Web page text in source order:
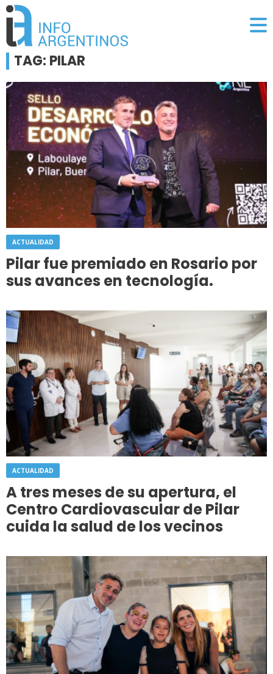
TAG: PILAR
ACTUALIDAD
Pilar fue premiado en Rosario por
sus avances en tecnología.
ACTUALIDAD
A tres meses de su apertura, el
Centro Cardiovascular de Pilar
cuida la salud de los vecinos